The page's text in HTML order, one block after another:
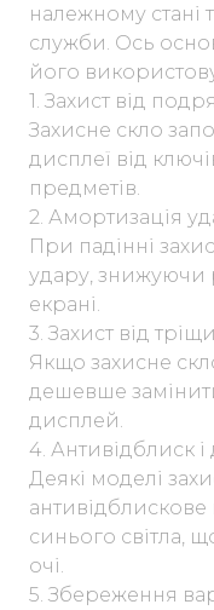
належному стані
служби. Ось
його
1. Захист від
Захисне скло
дисплеї від
предметів.
2. Амортизація
При падінні
удару, знижуючи
екрані.
3. Захист від
Якщо захисне
дешевше
дисплей.
4. Антивідблиск і
Деякі моделі
антивідблискове
синього світла,
очі.
5. Збереження